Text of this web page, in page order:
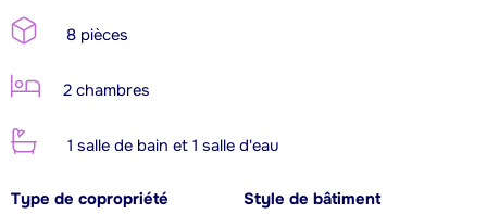
8 pièces
2 chambres
1 salle de bain et 1 salle d'eau
Type de copropriété
Style de bâtiment